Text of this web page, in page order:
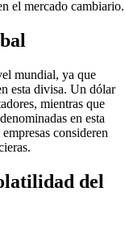
el mercado cambiario.
mundial, ya que
esta divisa. Un dólar
mientras que
en esta
consideren
del